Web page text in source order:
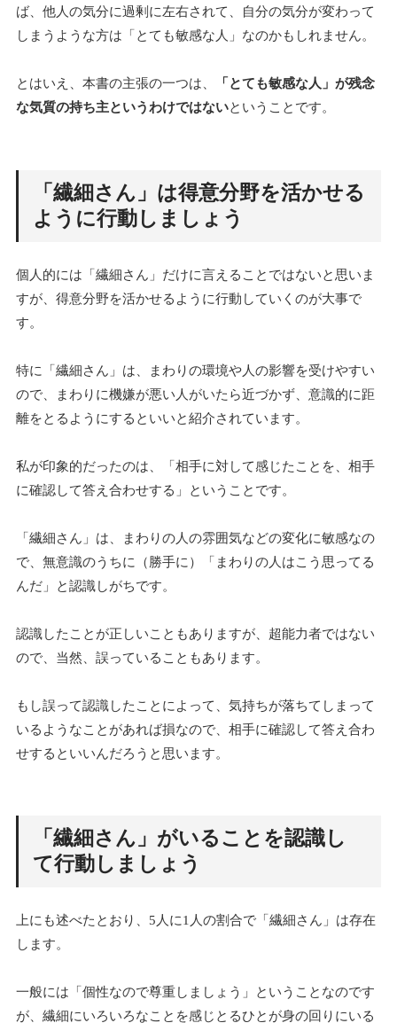
ば、他人の気分に過剰に左右されて、自分の気分が変わって
しまうような方は「とても敏感な人」なのかもしれません。
とはいえ、本書の主張の一つは、
「とても敏感な人」が残念
な気質の持ち主というわけではないということです。
「繊細さん」は得意分野を活かせる
ように行動しましょう
個人的には「繊細さん」だけに言えることではないと思いま
すが、得意分野を活かせるように行動していくのが大事で
す。
特に「繊細さん」は、まわりの環境や人の影響を受けやすい
ので、まわりに機嫌が悪い人がいたら近づかず、意識的に距
離をとるようにするといいと紹介されています。
私が印象的だったのは、「相手に対して感じたことを、相手
に確認して答え合わせする」ということです。
「繊細さん」は、まわりの人の雰囲気などの変化に敏感なの
で、無意識のうちに（勝手に）「まわりの人はこう思ってる
んだ」と認識しがちです。
認識したことが正しいこともありますが、超能力者ではない
ので、当然、誤っていることもあります。
もし誤って認識したことによって、気持ちが落ちてしまって
いるようなことがあれば損なので、相手に確認して答え合わ
せするといいんだろうと思います。
「繊細さん」がいることを認識し
て行動しましょう
上にも述べたとおり、5人に1人の割合で「繊細さん」は存在
します。
一般には「個性なので尊重しましょう」ということなのです
が、繊細にいろいろなことを感じとるひとが身の回りにいる